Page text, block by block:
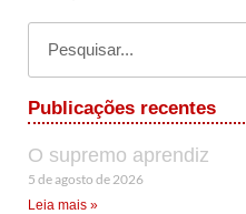
Publicações recentes
O supremo aprendiz
5 de agosto de 2026
Leia mais »